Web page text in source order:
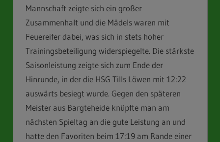
Mannschaft zeigte sich ein großer
Zusammenhalt und die Mädels waren mit
Feuereifer dabei, was sich in stets hoher
Trainingsbeteiligung widerspiegelte. Die stärkste
Saisonleistung zeigte sich zum Ende der
Hinrunde, in der die HSG Tills Löwen mit 12:22
auswärts besiegt wurde. Gegen den späteren
Meister aus Bargteheide knüpfte man am
nächsten Spieltag an die gute Leistung an und
hatte den Favoriten beim 17:19 am Rande einer